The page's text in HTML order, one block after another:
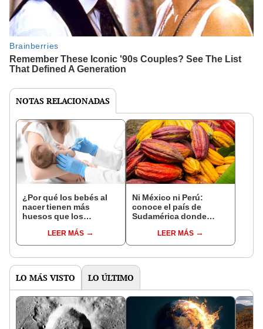
NOTAS RELACIONADAS
¿Por qué los bebés al
nacer tienen más
huesos que los
LEER MÁS
Ni México ni Perú:
conoce el país de
Sudamérica donde
estudioLEER MÁS
LO MÁS VISTO LO ÚLTIMO